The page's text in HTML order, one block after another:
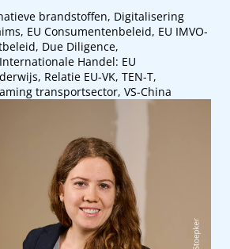
brandstoffen, Digitalisering
EU Consumentenbeleid, EU IMVO-
Due Diligence,
Handel: EU
Relatie EU-VK, TEN-T,
transportsector, VS-China